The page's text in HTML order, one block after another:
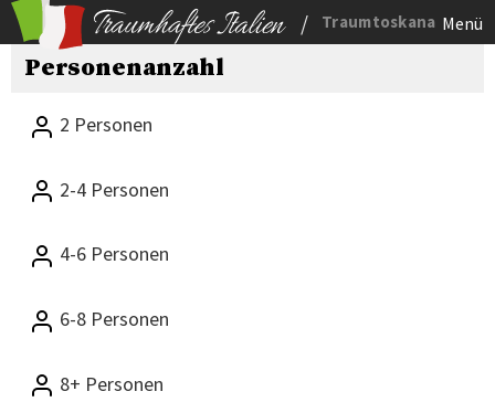
/ Traumtoskana Menü
Personenanzahl
2 Personen
2-4 Personen
4-6 Personen
6-8 Personen
8+ Personen